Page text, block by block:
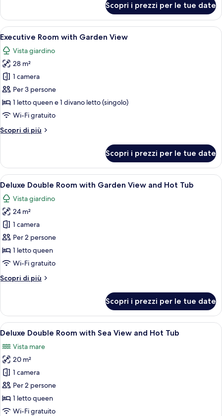
Double
Room
with
Garden
View
Scopri i prezzi per le tue date
Apri
tutte
le
foto
per
Executive
Room
with
Garden
View
Una camera da letto moderna con
13
Executive Room with Garden View
Vista giardino
28 m²
1 camera
Per 3 persone
1 letto queen e 1 divano letto (singolo)
Wi-Fi gratuito
Scopri di più
Altri
Room
with
Garden
View
Scopri i prezzi per le tue date
Apri
tutte
le
foto
per
Deluxe
Double
Room
Garden
Hot
Tub
Una camera da letto moderna con
10
Deluxe Double Room with Garden View and Hot Tub
Vista giardino
24 m²
1 camera
Per 2 persone
1 letto queen
Wi-Fi gratuito
Scopri di più
Altri
Double
Room
with
View
and
Hot
Tub
Scopri i prezzi per le tue date
Apri
tutte
le
foto
per
Deluxe
Double
Room
Una camera d'albergo con un
14
Deluxe Double Room with Sea View and Hot Tub
Vista mare
20 m²
1 camera
Per 2 persone
1 letto queen
Wi-Fi gratuito